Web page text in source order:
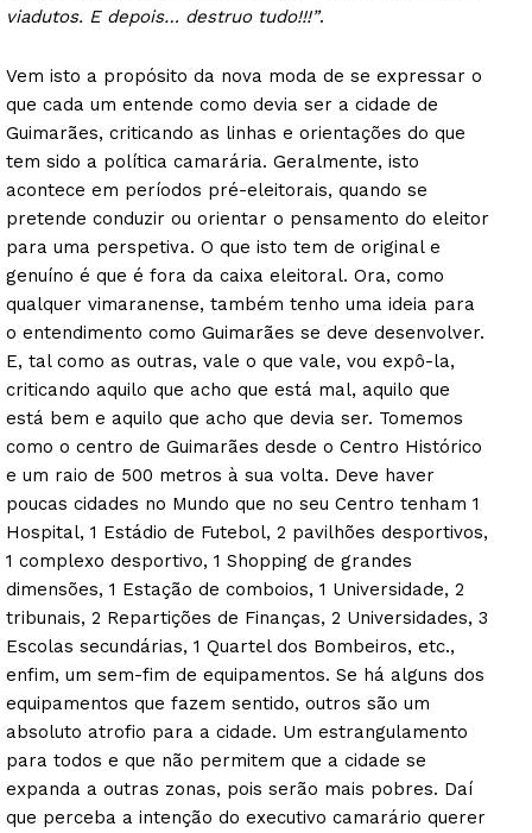
viadutos. E depois… destruo tudo!!!”.
Vem isto a propósito da nova moda de se expressar o
que cada um entende como devia ser a cidade de
Guimarães, criticando as linhas e orientações do que
tem sido a política camarária. Geralmente, isto
acontece em períodos pré-eleitorais, quando se
pretende conduzir ou orientar o pensamento do eleitor
para uma perspetiva. O que isto tem de original e
genuíno é que é fora da caixa eleitoral. Ora, como
qualquer vimaranense, também tenho uma ideia para
o entendimento como Guimarães se deve desenvolver.
E, tal como as outras, vale o que vale, vou expô-la,
criticando aquilo que acho que está mal, aquilo que
está bem e aquilo que acho que devia ser. Tomemos
como o centro de Guimarães desde o Centro Histórico
e um raio de 500 metros à sua volta. Deve haver
poucas cidades no Mundo que no seu Centro tenham 1
Hospital, 1 Estádio de Futebol, 2 pavilhões desportivos,
1 complexo desportivo, 1 Shopping de grandes
dimensões, 1 Estação de comboios, 1 Universidade, 2
tribunais, 2 Repartições de Finanças, 2 Universidades, 3
Escolas secundárias, 1 Quartel dos Bombeiros, etc.,
enfim, um sem-fim de equipamentos. Se há alguns dos
equipamentos que fazem sentido, outros são um
absoluto atrofio para a cidade. Um estrangulamento
para todos e que não permitem que a cidade se
expanda a outras zonas, pois serão mais pobres. Daí
que perceba a intenção do executivo camarário querer